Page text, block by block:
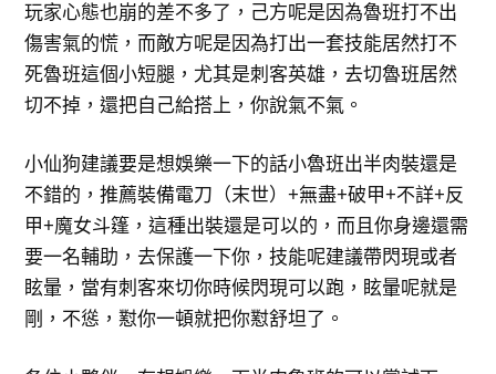
玩家心態也崩的差不多了，己方呢是因為魯班打不出
傷害氣的慌，而敵方呢是因為打出一套技能居然打不
死魯班這個小短腿，尤其是刺客英雄，去切魯班居然
切不掉，還把自己給搭上，你說氣不氣。
小仙狗建議要是想娛樂一下的話小魯班出半肉裝還是
不錯的，推薦裝備電刀（末世）+無盡+破甲+不詳+反
甲+魔女斗篷，這種出裝還是可以的，而且你身邊還需
要一名輔助，去保護一下你，技能呢建議帶閃現或者
眩暈，當有刺客來切你時候閃現可以跑，眩暈呢就是
剛，不慫，懟你一頓就把你懟舒坦了。